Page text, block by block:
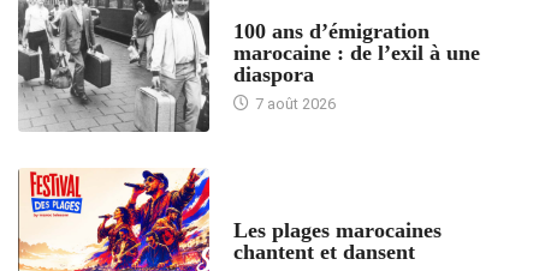
100 ans d’émigration
marocaine : de l’exil à une
diaspora
7 août 2026
Les plages marocaines
chantent et dansent